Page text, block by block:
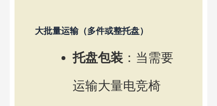
大批量运输（多件或整托盘）
托盘包装 ：当需要
运输大量电竞椅